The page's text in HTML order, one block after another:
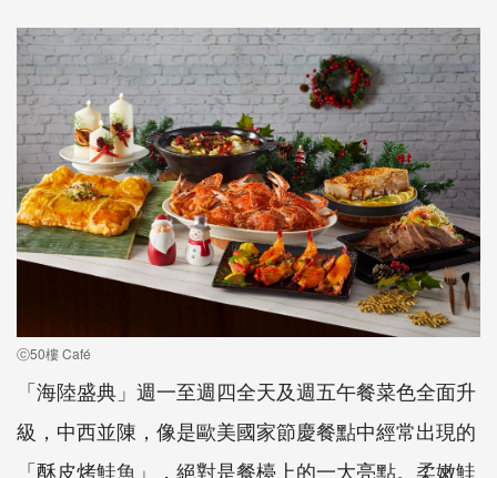
ⓒ50樓 Café
「海陸盛典」週一至週四全天及週五午餐菜色全面升
級，中西並陳，像是歐美國家節慶餐點中經常出現的
「酥皮烤鮭魚」，絕對是餐檯上的一大亮點。柔嫩鮭